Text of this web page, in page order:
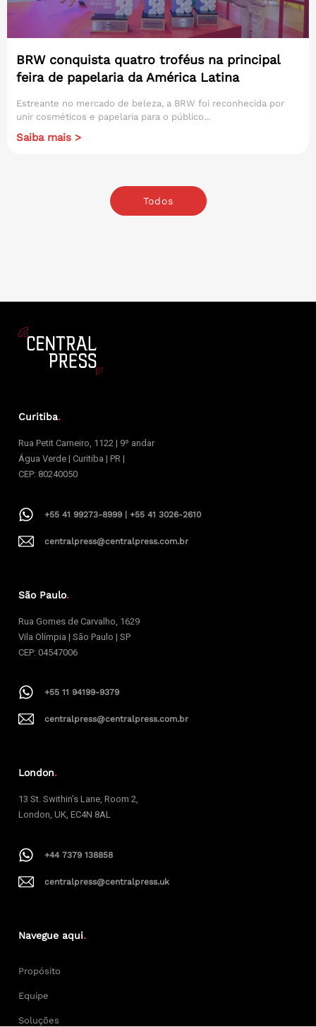
BRW conquista quatro troféus na principal
feira de papelaria da América Latina
Estreante no mercado de beleza, a BRW foi reconhecida por
unir cosméticos e papelaria para o público...
Saiba mais >
Todos
Curitiba.
Rua Petit Carneiro, 1122 | 9º andar
Água Verde | Curitiba | PR |
CEP: 80240050
+55 41 99273-8999 | +55 41 3026-2610
centralpress@centralpress.com.br
São Paulo.
Rua Gomes de Carvalho, 1629
Vila Olímpia | São Paulo | SP
CEP: 04547006
+55 11 94199-9379
centralpress@centralpress.com.br
London.
13 St. Swithin’s Lane, Room 2,
London, UK, EC4N 8AL
+44 7379 138858
centralpress@centralpress.uk
Navegue aqui.
Propósito
Equipe
Soluções